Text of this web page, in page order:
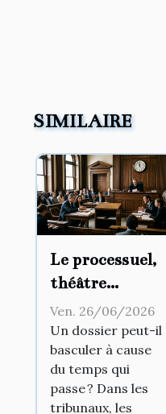
SIMILAIRE
Le processuel,
théâtre
d’influences :
comment les
délais
modifient-ils
l’issue d’un
Ven. 26/06/2026
Un dossier peut-il
basculer à cause
du temps qui
passe ? Dans les
tribunaux, les